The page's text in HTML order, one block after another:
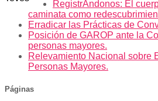
RegistrAndonos: El
caminata como
Erradicar las Prácticas de
Posición de GAROP ante la
personas mayores.
Relevamiento Nacional sobre
Personas Mayores.
Páginas